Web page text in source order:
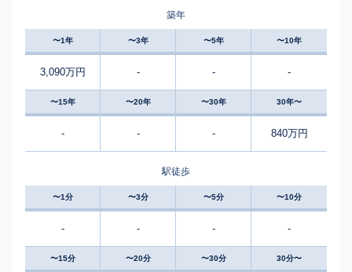
築年
〜1年 〜3年 〜5年 〜10年
3,090万円 - - -
〜15年 〜20年 〜30年 30年〜
- - - 840万円
駅徒歩
〜1分 〜3分 〜5分 〜10分
- - - -
〜15分 〜20分 〜30分 30分〜